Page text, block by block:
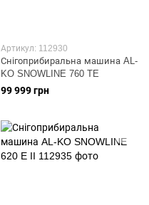
Артикул: 112930
Снігоприбиральна машина AL-
KO SNOWLINE 760 TE
99 999 грн